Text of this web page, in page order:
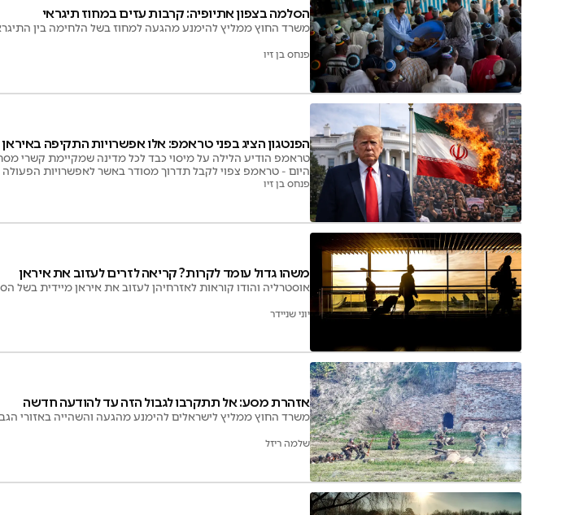
הסלמה בצפון אתיופיה: קרבות עזים במחוז תיגראי
משרד החוץ ממליץ להימנע מהגעה למחוז בשל הלחימה בין
פנחס בן זיו
הפנטגון הציג בפני טראמפ: אלו אפשרויות התקיפה באיראן
טראמפ הודיע הלילה על מיסוי כבד לכל מדינה שמקיימת קשרי
היום - טראמפ צפוי לקבל תדרוך מסודר באשר לאפשרויות הפעולה
פנחס בן זיו
משהו גדול עומד לקרות? קריאה לזרים לעזוב את איראן
אוסטרליה והודו קוראות לאזרחיהן לעזוב את איראן מיידית בשל
יוני שניידר
אזהרת מסע: אל תתקרבו לגבול הזה עד להודעה חדשה
משרד החוץ ממליץ לישראלים להימנע מהגעה והשהייה באזורי
שלמה ריזל